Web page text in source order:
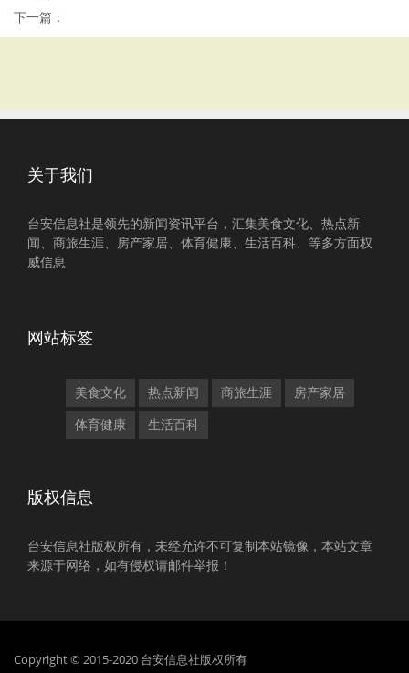
下一篇：
关于我们
台安信息社是领先的新闻资讯平台，汇集美食文化、热点新
闻、商旅生涯、房产家居、体育健康、生活百科、等多方面权
威信息
网站标签
美食文化 热点新闻 商旅生涯 房产家居
体育健康 生活百科
版权信息
台安信息社版权所有，未经允许不可复制本站镜像，本站文章
来源于网络，如有侵权请邮件举报！
Copyright © 2015-2020 台安信息社版权所有